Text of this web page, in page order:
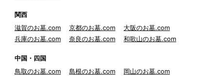
関西
滋賀のお墓.com
京都のお墓.com
大阪のお墓.com
兵庫のお墓.com
奈良のお墓.com 和歌山のお墓.com
中国・四国
鳥取のお墓.com
島根のお墓.com
岡山のお墓.com